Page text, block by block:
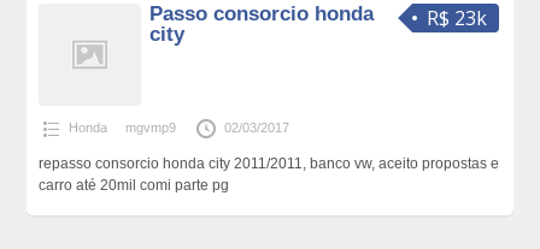
R$ 23k
Passo consorcio honda
city
Honda mgvmp9 02/03/2017
repasso consorcio honda city 2011/2011, banco vw, aceito propostas e
carro até 20mil comi parte pg